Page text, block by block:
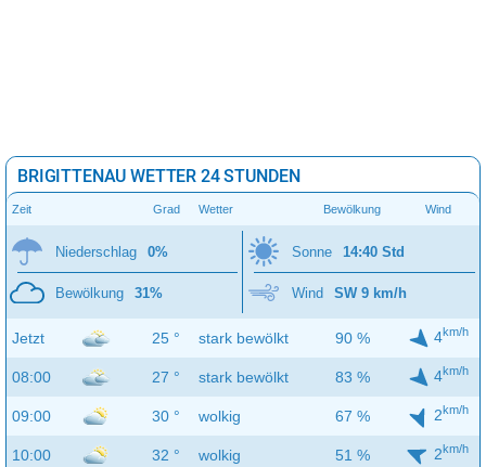
BRIGITTENAU WETTER 24 STUNDEN
Zeit Grad Wetter Bewölkung Wind
Niederschlag 0%
Bewölkung 31%
Sonne 14:40 Std
Wind SW 9 km/h
Jetzt 25 ° stark bewölkt 90 % 4km/h
08:00 27 ° stark bewölkt 83 % 4km/h
09:00 30 ° wolkig 67 % 2km/h
10:00 32 ° wolkig 51 % 2km/h